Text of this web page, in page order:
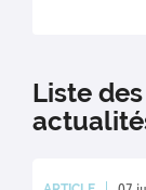
Liste des